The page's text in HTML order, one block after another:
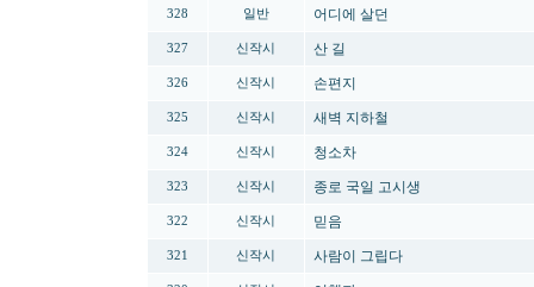
328 일반 어디에 살던
327 신작시 산 길
326 신작시 손편지
325 신작시 새벽 지하철
324 신작시 청소차
323 신작시 종로 국일 고시생
322 신작시 믿음
321 신작시 사람이 그립다